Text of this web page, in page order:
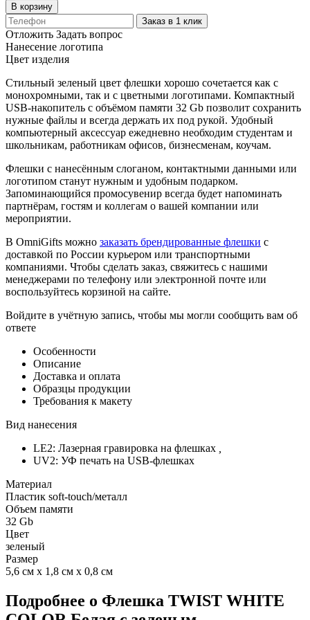
В корзину
Заказ в 1 клик
Отложить Задать вопрос
Нанесение логотипа
Цвет изделия
Стильный зеленый цвет флешки хорошо сочетается как с
монохромными, так и с цветными логотипами. Компактный
USB-накопитель с объёмом памяти 32 Gb позволит сохранить
нужные файлы и всегда держать их под рукой. Удобный
компьютерный аксессуар ежедневно необходим студентам и
школьникам, работникам офисов, бизнесменам, коучам.
Флешки с нанесённым слоганом, контактными данными или
логотипом станут нужным и удобным подарком.
Запоминающийся промосувенир всегда будет напоминать
партнёрам, гостям и коллегам о вашей компании или
мероприятии.
В OmniGifts можно заказать брендированные флешки с
доставкой по России курьером или транспортными
компаниями. Чтобы сделать заказ, свяжитесь с нашими
менеджерами по телефону или электронной почте или
воспользуйтесь корзиной на сайте.
Войдите в учётную запись, чтобы мы могли сообщить вам об
ответе
Особенности
Описание
Доставка и оплата
Образцы продукции
Требования к макету
Вид нанесения
LE2: Лазерная гравировка на флешках
UV2: УФ печать на USB-флешках
Материал
Пластик soft-touch/металл
Объем памяти
32 Gb
Цвет
зеленый
Размер
5,6 см х 1,8 см х 0,8 см
Подробнее о Флешка TWIST WHITE